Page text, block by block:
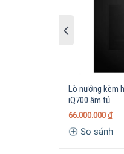
nhiều khay
Lò nướng kèm
iQ700 âm tủ
66.000.000 ₫
So sánh